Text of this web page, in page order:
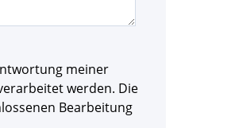
meiner
werden. Die
Bearbeitung